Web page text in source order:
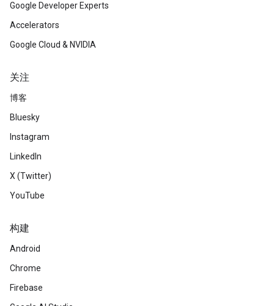
Google Developer Experts
Accelerators
Google Cloud & NVIDIA
关注
博客
Bluesky
Instagram
LinkedIn
X (Twitter)
YouTube
构建
Android
Chrome
Firebase